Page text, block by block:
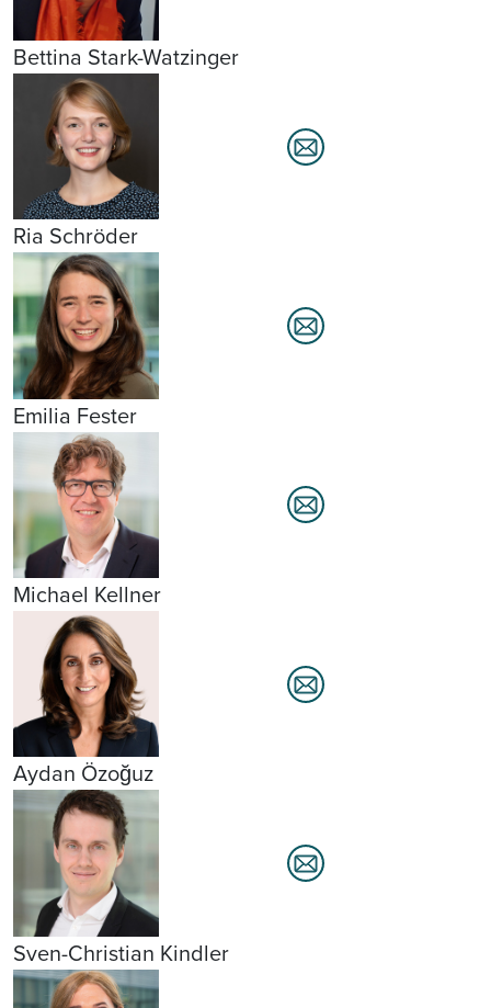
Bettina Stark-Watzinger
Ria Schröder
Emilia Fester
Michael Kellner
Aydan Özoğuz
Sven-Christian Kindler